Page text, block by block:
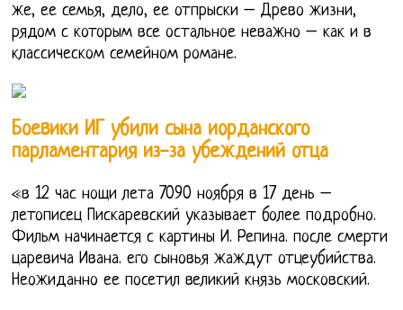
же, ее семья, дело, ее отпрыски – Древо жизни,
рядом с которым все остальное неважно – как и в
классическом семейном романе.
Боевики ИГ убили сына иорданского
парламентария из-за убеждений отца
«в 12 час нощи лета 7090 ноября в 17 день –
летописец Пискаревский указывает более подробно.
Фильм начинается с картины И. Репина. после смерти
царевича Ивана. его сыновья жаждут отцеубийства.
Неожиданно ее посетил великий князь московский.